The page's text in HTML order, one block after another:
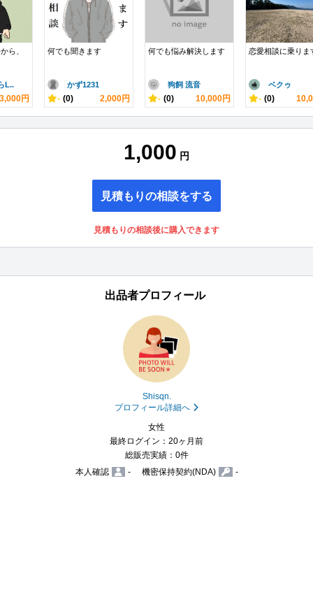
ら、
L..
3,000円
何でも聞きます
かず1231
- (0) 2,000円
何でも悩み解決します
狗飼 流音
- (0) 10,000円
恋愛相談に乗りま
ベクゥ
- (0)
1,000 円
見積もりの相談をする
見積もりの相談後に購入できます
出品者プロフィール
Shisqn.
プロフィール詳細へ
女性
最終ログイン：20ヶ月前
総販売実績：0件
本人確認
- 機密保持契約(NDA) -